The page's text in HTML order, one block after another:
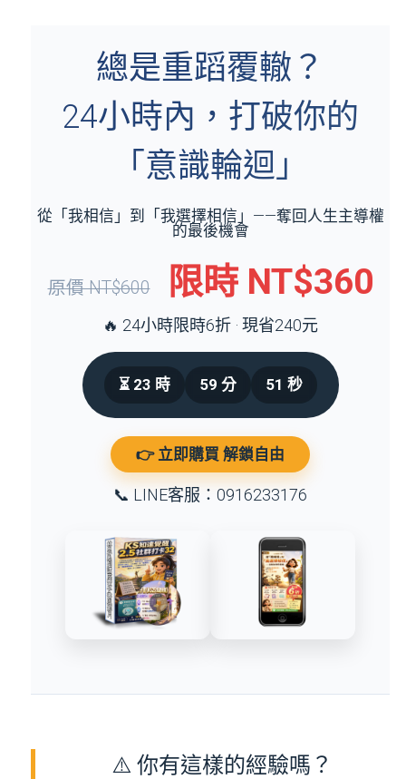
總是重蹈覆轍？
24小時內，打破你的
「意識輪迴」
從「我相信」到「我選擇相信」——奪回人生主導權
的最後機會
原價 NT$600 限時 NT$360
🔥 24小時限時6折 · 現省240元
⏳ 23 時 59 分 50 秒
👉 立即購買 解鎖自由
📞 LINE客服：0916233176
⚠️ 你有這樣的經驗嗎？